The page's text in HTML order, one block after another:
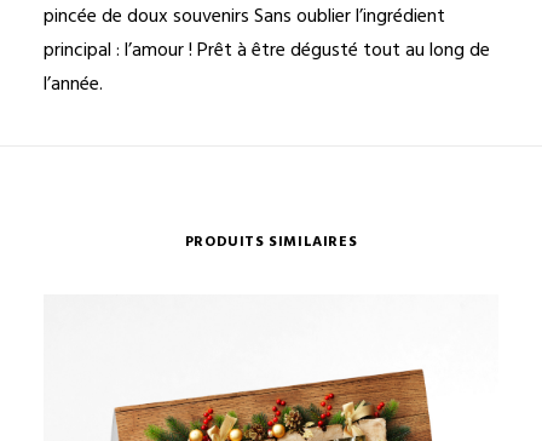
pincée de doux souvenirs Sans oublier l’ingrédient
principal : l’amour ! Prêt à être dégusté tout au long de
l’année.
PRODUITS SIMILAIRES